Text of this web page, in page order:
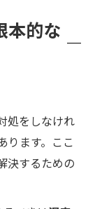
本的な
処をしなけれ
ります。ここ
決するための